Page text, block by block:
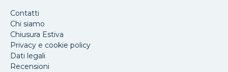
Contatti
Chi siamo
Chiusura Estiva
Privacy e cookie policy
Dati legali
Recensioni